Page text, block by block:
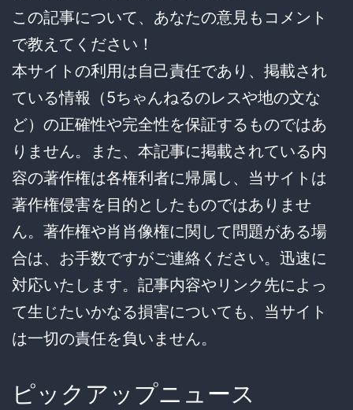
この記事について、あなたの意見もコメント
で教えてください！
本サイトの利用は自己責任であり、掲載され
ている情報（5ちゃんねるのレスや地の文な
ど）の正確性や完全性を保証するものではあ
りません。また、本記事に掲載されている内
容の著作権は各権利者に帰属し、当サイトは
著作権侵害を目的としたものではありませ
ん。著作権や肖肖像権に関して問題がある場
合は、お手数ですがご連絡ください。迅速に
対応いたします。記事内容やリンク先によっ
て生じたいかなる損害についても、当サイト
は一切の責任を負いません。
ピックアップニュース